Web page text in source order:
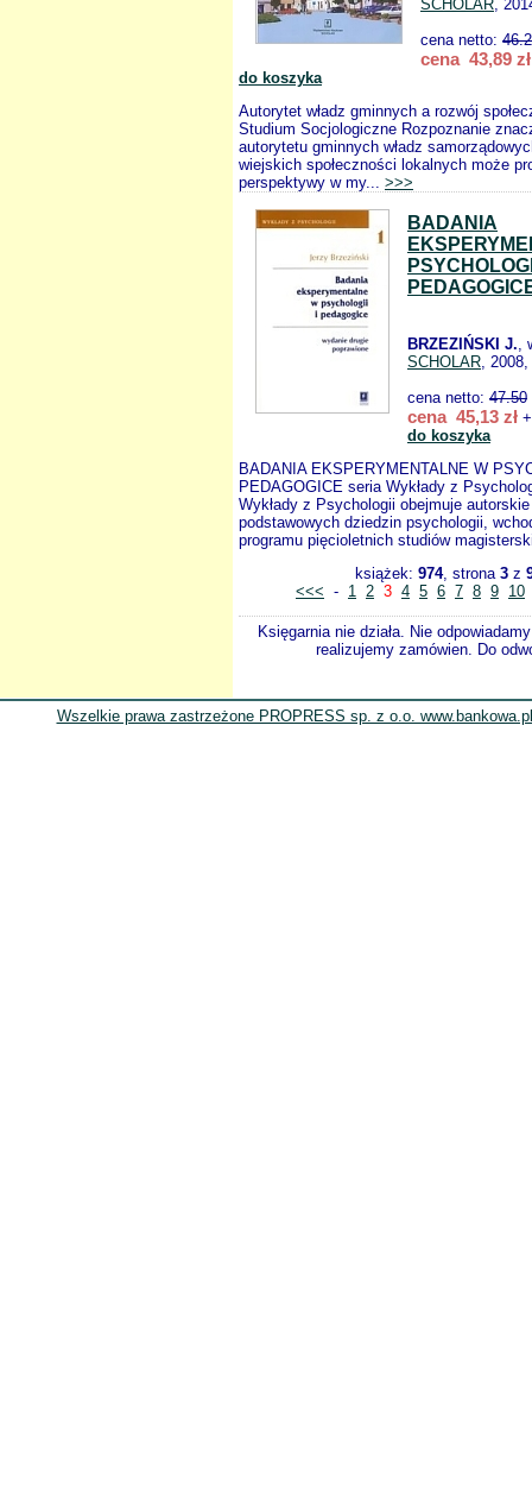
SCHOLAR,
cena netto:
cena 43,89 zł
do koszyka
Autorytet władz gminnych a rozwój
Studium Socjologiczne Rozpoznanie
autorytetu gminnych władz
wiejskich społeczności lokalnych może
perspektywy w my... >>>
BADANIA
BRZEZIŃSKI J.,
SCHOLAR,
cena netto: 47.50
cena 45,13 zł
do koszyka
BADANIA EKSPERYMENTALNE W
PEDAGOGICE seria Wykłady z
Wykłady z Psychologii obejmuje
podstawowych dziedzin psychologii,
programu pięcioletnich studiów
książek: 974, strona 3 z
<<< - 1 2 3 4 5 6 7 8 9 10
Księgarnia nie działa. Nie
realizujemy zamówien. Do
Wszelkie prawa zastrzeżone PROPRESS sp. z o.o.